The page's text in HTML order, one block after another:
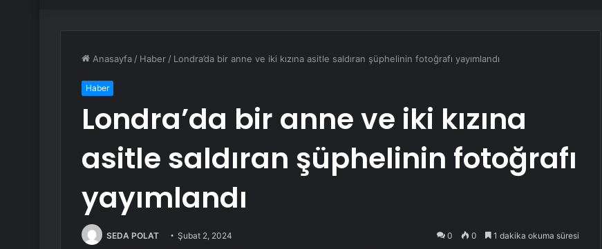
Anasayfa / Haber / Londra’da bir anne ve iki kızına asitle saldıran şüphelinin fotoğrafı yayımlandı
Haber
Londra’da bir anne ve iki kızına
asitle saldıran şüphelinin fotoğrafı
yayımlandı
SEDA POLAT Şubat 2, 2024 0 0 1 dakika okuma süresi